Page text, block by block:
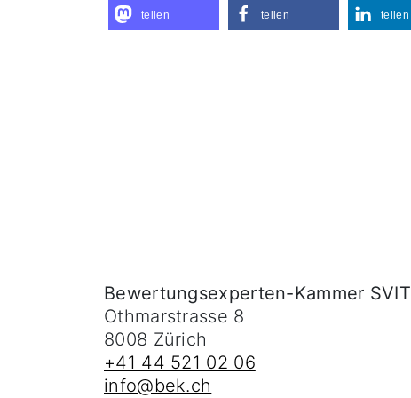
teilen teilen teilen
Bewertungsexperten-Kammer SVIT
Othmarstrasse 8
8008 Zürich
+41 44 521 02 06
info@bek.ch